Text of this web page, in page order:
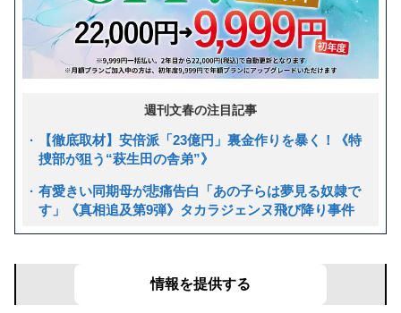
週刊文春の注目記事
【徹底取材】安倍派「23億円」裏金作りを暴く！《特
捜部が狙う“萩生田の舎弟”》
有愛きい同期母が悲痛告白「あの子らは夢見る奴隷で
す」《真相追及第9弾》タカラジェンヌ飛び降り事件
あなたの目の前で起きた事件を募集！
情報を提供する